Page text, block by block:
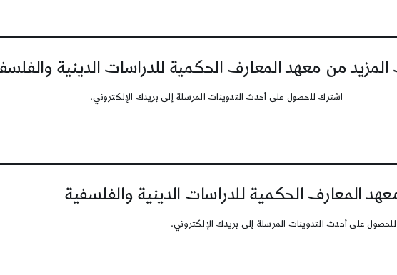
من معهد المعارف الحكمية للدراسات الدينية
اشترك للحصول على أحدث التدوينات المرسلة إلى بريدك الإلكتروني.
المعارف الحكمية للدراسات الدينية والفلسفية
على أحدث التدوينات المرسلة إلى بريدك الإلكتروني.